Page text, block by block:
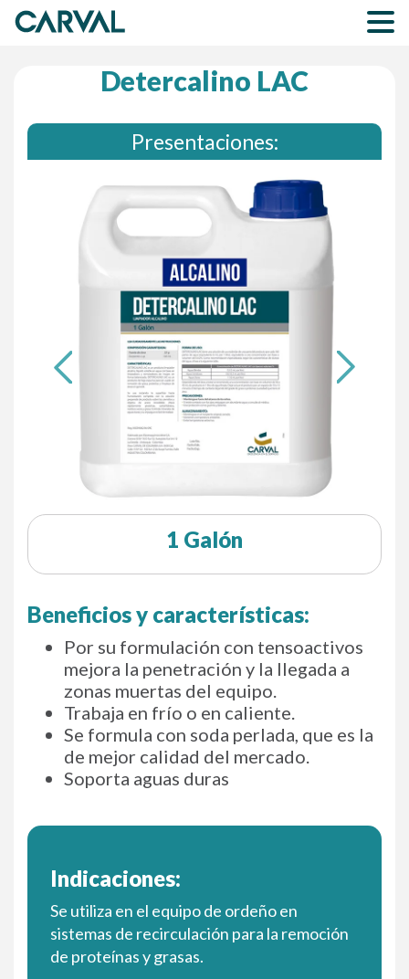
Detercalino LAC
Presentaciones:
1 Galón
Previous Next
Beneficios y características:
Por su formulación con tensoactivos
mejora la penetración y la llegada a
zonas muertas del equipo.
Trabaja en frío o en caliente.
Se formula con soda perlada, que es la
de mejor calidad del mercado.
Soporta aguas duras
Indicaciones:
Se utiliza en el equipo de ordeño en
sistemas de recirculación para la remoción
de proteínas y grasas.